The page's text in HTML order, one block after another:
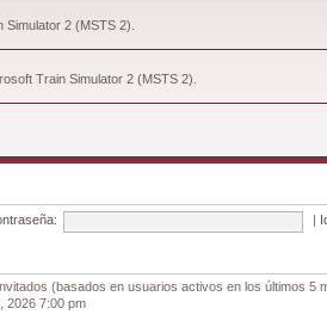
2 (MSTS 2).
Train Simulator 2 (MSTS 2).
(basados en usuarios activos en los últimos 5
2026 7:00 pm